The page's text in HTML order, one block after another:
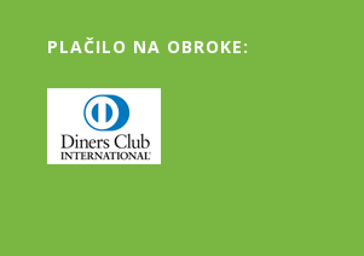
PLAČILO NA OBROKE: